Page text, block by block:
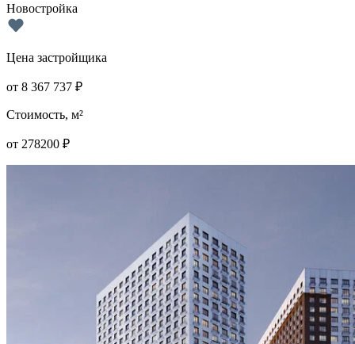
Новостройка
Цена застройщика
от 8 367 737 ₽
Стоимость, м²
от 278200 ₽